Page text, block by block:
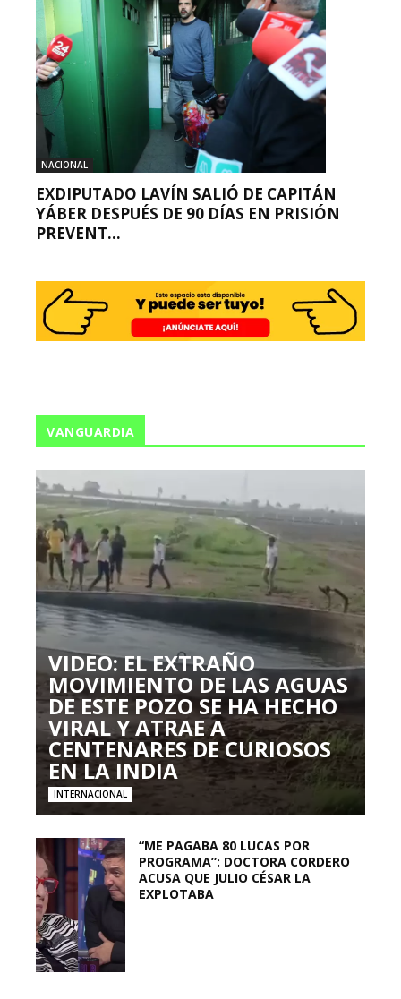
NACIONAL
EXDIPUTADO LAVÍN SALIÓ DE CAPITÁN
YÁBER DESPUÉS DE 90 DÍAS EN PRISIÓN
PREVENT...
VANGUARDIA
VIDEO: EL EXTRAÑO
MOVIMIENTO DE LAS AGUAS
DE ESTE POZO SE HA HECHO
VIRAL Y ATRAE A
CENTENARES DE CURIOSOS
EN LA INDIA
INTERNACIONAL
“ME PAGABA 80 LUCAS POR
PROGRAMA”: DOCTORA CORDERO
ACUSA QUE JULIO CÉSAR LA
EXPLOTABA